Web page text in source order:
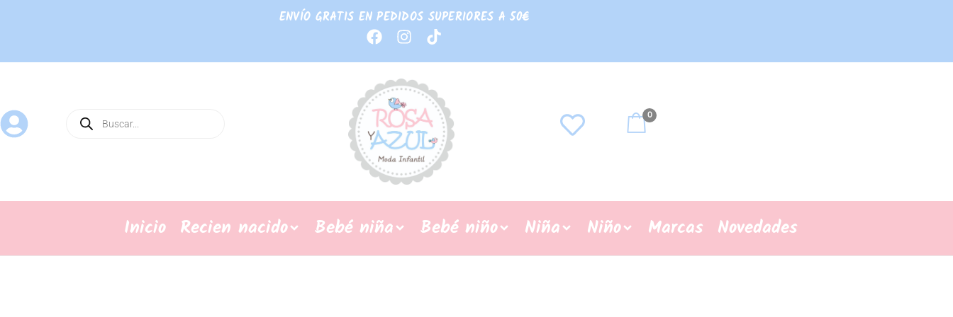
ENVÍO GRATIS EN PEDIDOS SUPERIORES A 50€
0
Inicio Recien nacido Bebé niña Bebé niño Niña Niño Marcas Novedades